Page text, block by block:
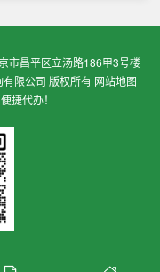
市昌平区立汤路186甲3号楼
限公司 版权所有 网站地图
捷代办！